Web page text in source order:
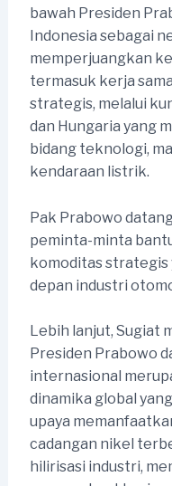
bawah Presiden
Indonesia sebagai
memperjuangkan
termasuk kerja
strategis, melalui
dan Hungaria yang
bidang teknologi,
kendaraan listrik.
Pak Prabowo
peminta-minta
komoditas strategis
depan industri
Lebih lanjut, Sugiat
Presiden Prabowo
internasional
dinamika global
upaya
cadangan nikel
hilirisasi industri,